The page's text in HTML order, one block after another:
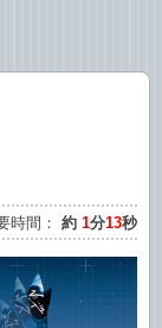
時間： 約 1分13秒